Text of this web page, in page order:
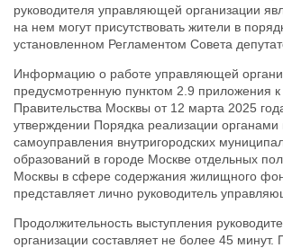
руководителя управляющей организации
на нем могут присутствовать жители в
установленном Регламентом Совета
Информацию о работе управляющей
предусмотренную пунктом 2.9 приложения
Правительства Москвы от 12 марта 2025
утверждении Порядка реализации органами
самоуправления внутригородских
образований в городе Москве отдельных
Москвы в сфере содержания жилищного
представляет лично руководитель
Продолжительность выступления
организации составляет не более 45 минут.